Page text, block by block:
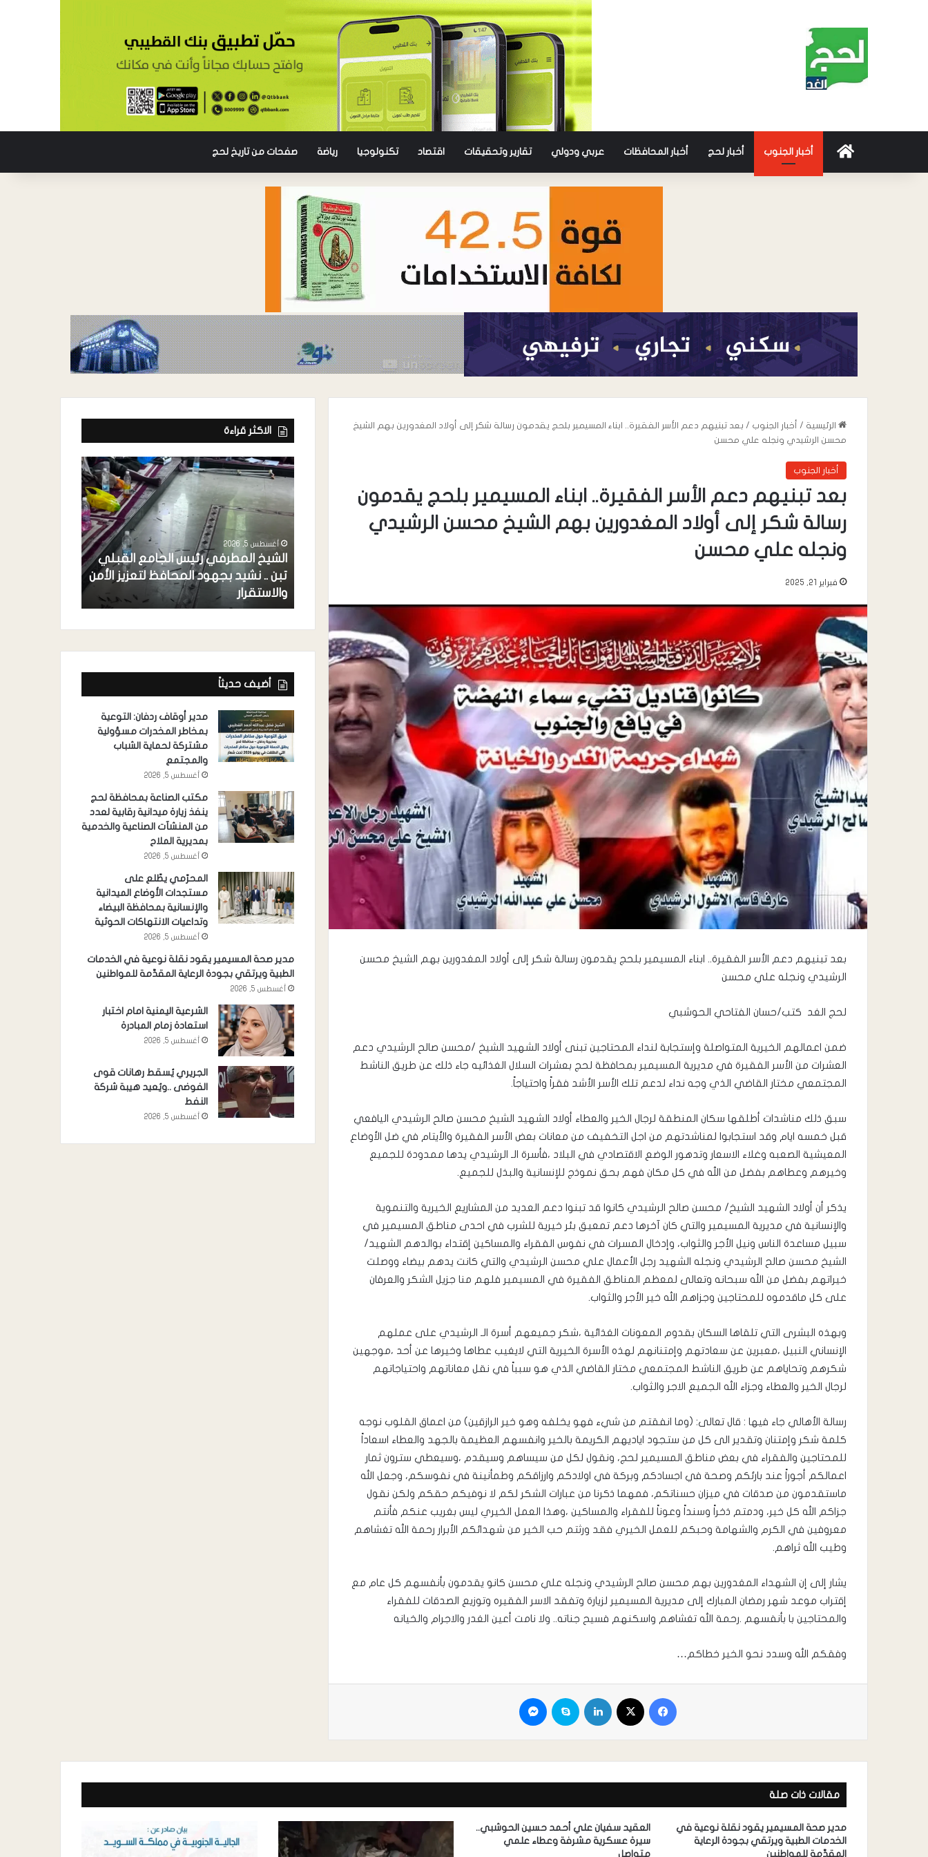
أخبار الجنوب أخبار لحج أخبار المحافظات عربي ودولي تقارير وتحقيقات اقتصاد تكنولوجيا رياضة صفحات من تاريخ لحج
الرئيسية / أخبار الجنوب / بعد تبنيهم دعم الأسر الفقيرة.. ابناء المسيمير بلحج يقدمون رسالة شكر إلى أولاد المغدورين بهم الشيخ
محسن الرشيدي ونجله علي محسن
أخبار الجنوب
بعد تبنيهم دعم الأسر الفقيرة.. ابناء المسيمير بلحج يقدمون
رسالة شكر إلى أولاد المغدورين بهم الشيخ محسن الرشيدي
ونجله علي محسن
فبراير 21, 2025
بعد تبنيهم دعم الأسر الفقيرة.. ابناء المسيمير بلحج يقدمون رسالة شكر إلى أولاد المغدورين بهم الشيخ محسن
الرشيدي ونجله علي محسن
لحج الغد كتب/حسان الفتاحي الحوشبي
ضمن اعمالهم الخيرية المتواصلة وإستجابة لنداء المحتاجين تبنى أولاد الشهيد الشيخ /محسن صالح الرشيدي دعم
العشرات من الأسر الفقيرة في مديرية المسيمير بمحافظة لحج بعشرات السلال الغذائيه جاء ذلك عن طريق الناشط
المجتمعي مختار القاضي الذي وجه نداء لدعم تلك الأسر الأشد فقراً واحتياجاً.
سبق ذلك مناشدات أطلقها سكان المنطقة لرجال الخير والعطاء أولاد الشهيد الشيخ محسن صالح الرشيدي اليافعي
قبل خمسه ايام وقد استجابوا لمناشدتهم من اجل التخفيف من معانات بعض الأسر الفقيرة والأيتام في ضل الأوضاع
المعيشية الصعبه وغلاء الاسعار وتدهور الوضع الاقتصادي في البلاد ،فأسرة الـ الرشيدي يدها ممدودة للجميع
وخيرهم وعطاهم بفضل من الله في كل مكان فهم بحق نموذج للإنسانية والبذل للجميع.
يذكر أن أولاد الشهيد الشيخ/ محسن صالح الرشيدي كانوا قد تبنوا دعم العديد من المشاريع الخيرية والتنموية
والإنسانية في مديرية المسيمير والتي كان آخرها دعم تمعيق بئر خيرية للشرب في احدى مناطق المسيمير في
سبيل مساعدة الناس ونيل الأجر والثواب، وإدخال المسرات في نفوس الفقراء والمساكين إقتداء بوالدهم الشهيد/
الشيخ محسن صالح الرشيدي ونجله الشهيد رجل الأعمال علي محسن الرشيدي والتي كانت يدهم بيضاء ووصلت
خيراتهم بفضل من الله سبحانه وتعالى لمعظم المناطق الفقيرة في المسيمير فلهم منا جزيل الشكر والعرفان
على كل ماقدموه للمحتاجين وجزاهم الله خير الأجر والثواب.
وبهذه البشرى التي تلقاها السكان بقدوم المعونات الغذائية ،شكر جميعهم أسرة الـ الرشيدي على عملهم
الإنساني النبيل ،معبرين عن سعادتهم وإمتنانهم لهذه الأسرة الخيرية التي لايغيب عطاها وخيرها عن أحد ،موجهين
شكرهم وتحاياهم عن طريق الناشط المجتمعي مختار القاضي الذي هو سبباً في نقل معاناتهم واحتياجاتهم
لرجال الخير والعطاء وجزاء الله الجميع الاجر والثواب.
رسالة الأهالي جاء فيها : قال تعالى: (وما انفقتم من شيء فهو يخلفه وهو خير الرازقين) من اعماق القلوب نوجه
كلمة شكر وإمتنان وتقدير الى كل من ستجود اياديهم الكريمة بالخير وانفسهم العظيمة بالجهد والعطاء اسعاداً
للمحتاجين والفقراء في بعض مناطق المسيمير لحج، ونقول لكل من سيساهم وسيقدم ،وسيعطي سترون ثمار
اعمالكم أجوراً عند بارئكم وصحة في اجسادكم وبركة في اولادكم وارزاقكم وطمأنينة في نفوسكم، وجعل الله
ماستقدمون من صدقات في ميزان حسناتكم، فمهما ذكرنا من عبارات الشكر لكم لا نوفيكم حقكم ولكن نقول
جزاكم الله كل خير، ودمتم ذخراً وسنداً وعوناً للفقراء والمساكين ،وهذا العمل الخيري ليس بغريب عنكم فأنتم
معروفين في الكرم والشهامة وحبكم للعمل الخيري فقد ورثتم حب الخير من شهدائكم الأبرار رحمة الله تغشاهم
وطيب الله ثراهم.
يشار إلى إن الشهداء المغدورين بهم محسن صالح الرشيدي ونجله علي محسن كانو يقدمون بأنفسهم كل عام مع
إقتراب موعد شهر رمضان المبارك إلى مديرية المسيمير لزيارة وتفقد الاسر الفقيره وتوزيع الصدقات للفقراء
والمحتاجين با بأنفسهم .رحمة الله تغشاهم واسكنهم فسيح جناته.. ولا نامت أعين الغدر والاجرام والخيانه
وفقكم الله وسدد نحو الخير خطاكم…
الاكثر قراءة
أغسطس 5, 2026
مكتب الصناعة بمحافظة لحج ينفذ
أغسطس 5, 2026
الشيخ المطرفي رئيس الجامع القبلي
تبن .. نشيد بجهود المحافظ لتعزيز الأمن
والاستقرار
أضيف حديثاً
مدير أوقاف ردفان: التوعية
بمخاطر المخدرات مسؤولية
مشتركة لحماية الشباب
والمجتمع
أغسطس 5, 2026
مكتب الصناعة بمحافظة لحج
ينفذ زيارة ميدانية رقابية لعدد
من المنشآت الصناعية والخدمية
بمديرية الملاح
أغسطس 5, 2026
المحرّمي يطّلع على
مستجدات الأوضاع الميدانية
والإنسانية بمحافظة البيضاء
وتداعيات الانتهاكات الحوثية
أغسطس 5, 2026
مدير صحة المسيمير يقود نقلة نوعية في الخدمات
الطبية ويرتقي بجودة الرعاية المقدَّمة للمواطنين
أغسطس 5, 2026
الشرعية اليمنية امام اختبار
استعادة زمام المبادرة
أغسطس 5, 2026
الجريري يُسقط رهانات قوى
الفوضى ..ويُعيد هيبة شركة
النفط
أغسطس 5, 2026
مقالات ذات صلة
مدير صحة المسيمير يقود نقلة نوعية في
الخدمات الطبية ويرتقي بجودة الرعاية
المقدَّمة للمواطنين
العقيد سفيان علي أحمد حسين الحوشبي..
سيرة عسكرية مشرفة وعطاء علمي
متواصل